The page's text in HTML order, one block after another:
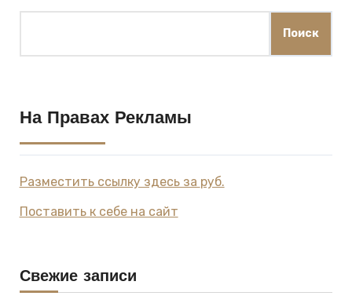
Поиск
На Правах Рекламы
Разместить ссылку здесь за руб.
Поставить к себе на сайт
Свежие записи